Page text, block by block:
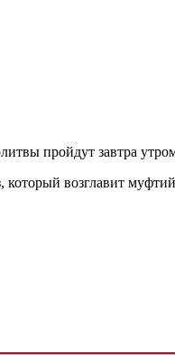
пройдут завтра
возглавит